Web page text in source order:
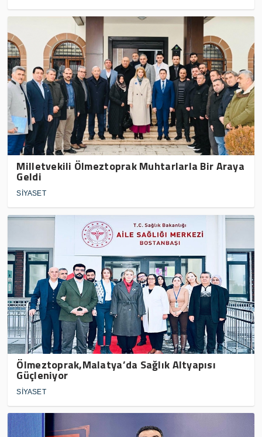
Milletvekili Ölmeztoprak Muhtarlarla Bir Araya
Geldi
SİYASET
Ölmeztoprak,Malatya’da Sağlık Altyapısı
Güçleniyor
SİYASET